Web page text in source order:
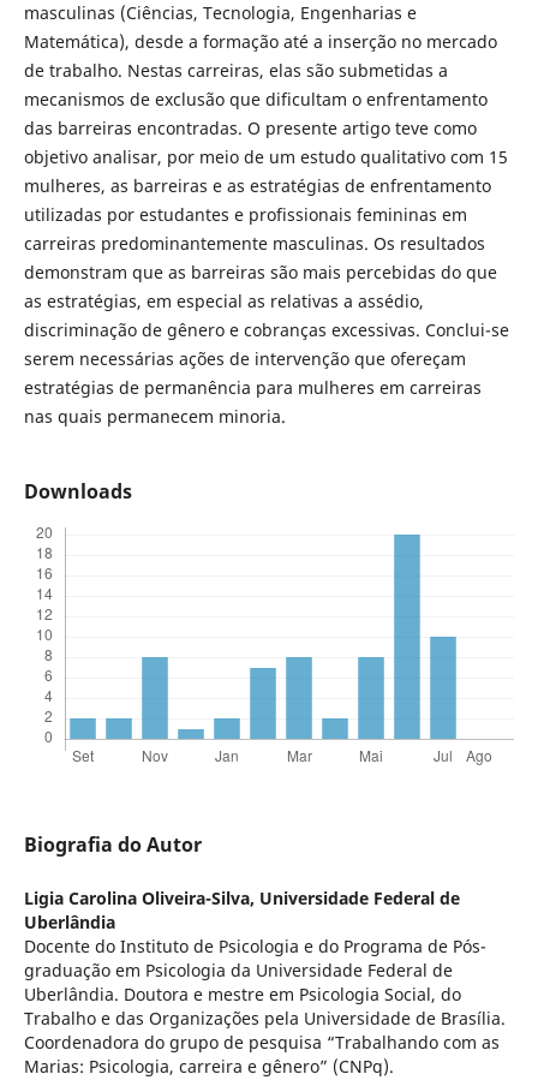
masculinas (Ciências, Tecnologia, Engenharias e
Matemática), desde a formação até a inserção no mercado
de trabalho. Nestas carreiras, elas são submetidas a
mecanismos de exclusão que dificultam o enfrentamento
das barreiras encontradas. O presente artigo teve como
objetivo analisar, por meio de um estudo qualitativo com 15
mulheres, as barreiras e as estratégias de enfrentamento
utilizadas por estudantes e profissionais femininas em
carreiras predominantemente masculinas. Os resultados
demonstram que as barreiras são mais percebidas do que
as estratégias, em especial as relativas a assédio,
discriminação de gênero e cobranças excessivas. Conclui-se
serem necessárias ações de intervenção que ofereçam
estratégias de permanência para mulheres em carreiras
nas quais permanecem minoria.
Downloads
Biografia do Autor
Ligia Carolina Oliveira-Silva, Universidade Federal de
Uberlândia
Docente do Instituto de Psicologia e do Programa de Pós-
graduação em Psicologia da Universidade Federal de
Uberlândia. Doutora e mestre em Psicologia Social, do
Trabalho e das Organizações pela Universidade de Brasília.
Coordenadora do grupo de pesquisa “Trabalhando com as
Marias: Psicologia, carreira e gênero” (CNPq).